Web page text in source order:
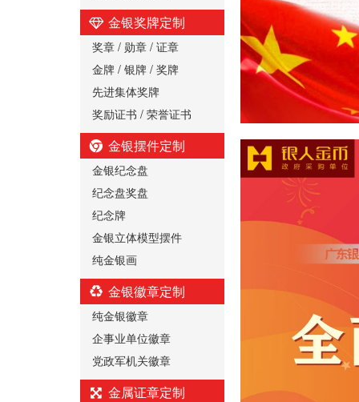
金银奖牌定制
奖章 / 勋章 / 证章
金牌 / 银牌 / 奖牌
先进集体奖牌
奖励证书 / 荣誉证书
金银摆件定制
金银纪念盘
纪念盘奖盘
纪念牌
金银立体模型摆件
纯金银画
金银徽章定制
纯金银徽章
企事业单位徽章
党政军机关徽章
金属证章定制